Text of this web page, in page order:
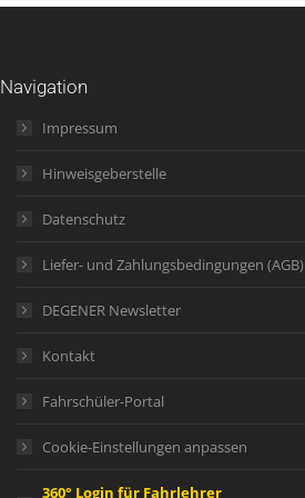
Navigation
Impressum
Hinweisgeberstelle
Datenschutz
Liefer- und Zahlungsbedingungen (AGB)
DEGENER Newsletter
Kontakt
Fahrschüler-Portal
Cookie-Einstellungen anpassen
360° Login für Fahrlehrer